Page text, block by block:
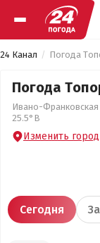
24 Канал Погода
Погода
Ивано-
25.5°В
Изменить город
Сегодня